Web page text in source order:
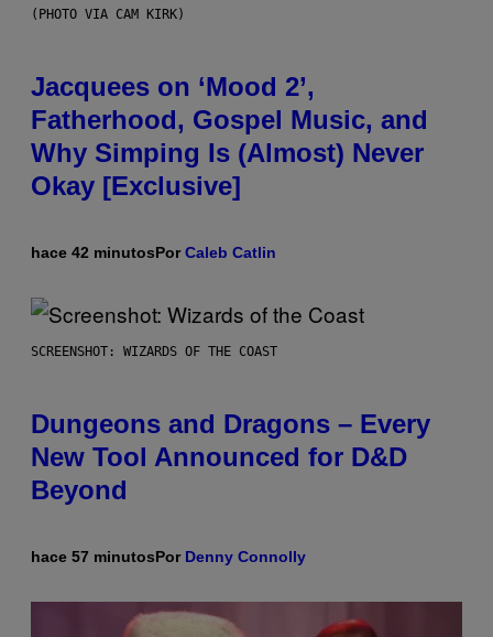
(PHOTO VIA CAM KIRK)
Jacquees on ‘Mood 2’,
Fatherhood, Gospel Music, and
Why Simping Is (Almost) Never
Okay [Exclusive]
hace 42 minutosPorCaleb Catlin
SCREENSHOT: WIZARDS OF THE COAST
Dungeons and Dragons – Every
New Tool Announced for D&D
Beyond
hace 57 minutosPor Denny Connolly